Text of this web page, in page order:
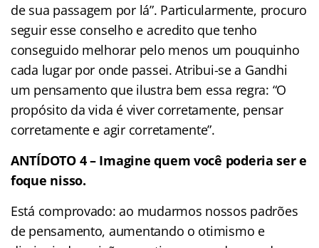
de sua passagem por lá”. Particularmente, procuro
seguir esse conselho e acredito que tenho
conseguido melhorar pelo menos um pouquinho
cada lugar por onde passei. Atribui-se a Gandhi
um pensamento que ilustra bem essa regra: “O
propósito da vida é viver corretamente, pensar
corretamente e agir corretamente”.
ANTÍDOTO 4 – Imagine quem você poderia ser e
foque nisso.
Está comprovado: ao mudarmos nossos padrões
de pensamento, aumentando o otimismo e